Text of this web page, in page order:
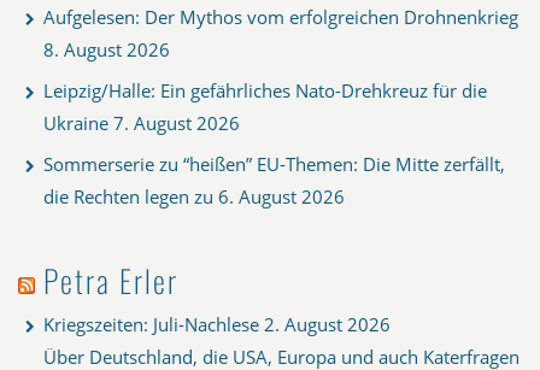
Aufgelesen: Der Mythos vom erfolgreichen Drohnenkrieg
8. August 2026
Leipzig/Halle: Ein gefährliches Nato-Drehkreuz für die
Ukraine 7. August 2026
Sommerserie zu “heißen” EU-Themen: Die Mitte zerfällt,
die Rechten legen zu 6. August 2026
Petra Erler
Kriegszeiten: Juli-Nachlese 2. August 2026
Über Deutschland, die USA, Europa und auch Katerfragen